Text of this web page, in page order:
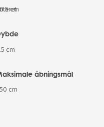
cm
cm
åbningsmål
cm